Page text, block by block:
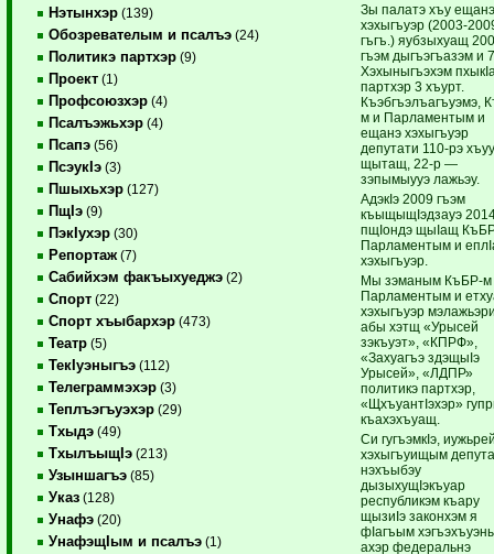
Нэтынхэр (139)
Обозревателым и псалъэ (24)
Политикэ партхэр (9)
Проект (1)
Профсоюзхэр (4)
Псалъэжьхэр (4)
Псапэ (56)
ПсэукIэ (3)
Пшыхьхэр (127)
ПщIэ (9)
ПэкIухэр (30)
Репортаж (7)
Сабийхэм факъыхуеджэ (2)
Спорт (22)
Спорт хъыбархэр (473)
Театр (5)
ТекIуэныгъэ (112)
Телеграммэхэр (3)
Теплъэгъуэхэр (29)
Тхыдэ (49)
ТхылъыщIэ (213)
Узыншагъэ (85)
Указ (128)
Унафэ (20)
УнафэщIым и псалъэ (1)
Зы палатэ хъу
хэхыгъуэр (2003-
гъгъ.) яубзыхуащ
гъэм дыгъэгъазэм и
Хэхыныгъэхэм
партхэр 3 хъурт.
Къэбгъэлъагъуэмэ,
м и Парламентым и
ещанэ хэхыгъуэр
депутати 110-рэ
щытащ, 22-р —
зэпымыууэ лажьэу.
АдэкIэ 2009 гъэм
къыщыщIэдзауэ
пщIондэ щыIащ
Парламентым и
хэхыгъуэр.
Мы зэманым КъБР-м
Парламентым и
хэхыгъуэр
абы хэтщ «Урысей
зэкъуэт», «КПРФ»,
«Захуагъэ здэщыIэ
Урысей», «ЛДПР»
политикэ партхэр,
«ЩхъуантIэхэр»
къахэхъуащ.
Си гугъэмкIэ,
хэхыгъуищым
нэхъыбэу
дызыхущIэкъуар
республикэм къару
щызиIэ законхэм я
фIагъым
ахэр федеральнэ